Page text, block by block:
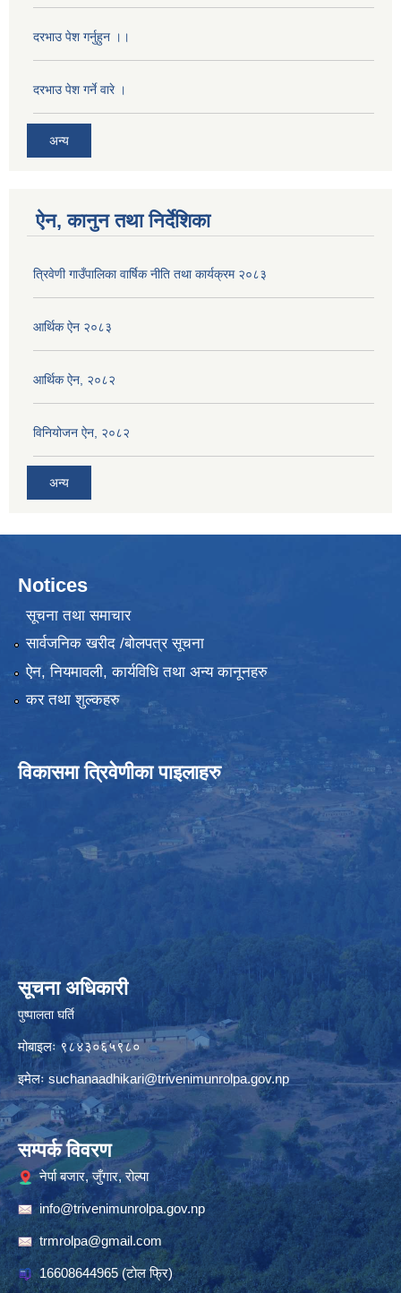
दरभाउ पेश गर्नुहुन ।।
दरभाउ पेश गर्ने वारे ।
अन्य
ऐन, कानुन तथा निर्देशिका
त्रिवेणी गाउँपालिका वार्षिक नीति तथा कार्यक्रम २०८३
आर्थिक ऐन २०८३
आर्थिक ऐन, २०८२
विनियोजन ऐन, २०८२
अन्य
Notices
सूचना तथा समाचार
सार्वजनिक खरीद /बोलपत्र सूचना
ऐन, नियमावली, कार्यविधि तथा अन्य कानूनहरु
कर तथा शुल्कहरु
विकासमा त्रिवेणीका पाइलाहरु
सूचना अधिकारी
पुष्पालता घर्ति
मोबाइलः ९८४३०६५९८०
इमेलःsuchanaadhikari@trivenimunrolpa.gov.np
सम्पर्क विवरण
नेर्पा बजार, जुँगार, रोल्पा
info@trivenimunrolpa.gov.np
trmrolpa@gmail.com
16608644965(टाेल फ्रि)